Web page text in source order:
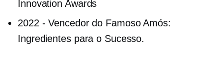
Innovation Awards
2022 - Vencedor do Famoso Amós:
Ingredientes para o Sucesso.